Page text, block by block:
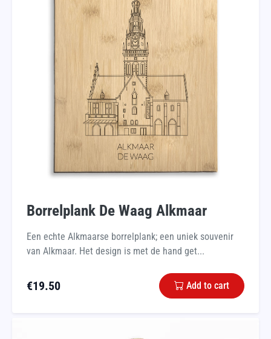
Borrelplank De Waag Alkmaar
Een echte Alkmaarse borrelplank; een uniek souvenir
van Alkmaar. Het design is met de hand get...
€19.50 Add to cart